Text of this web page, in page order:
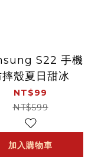
S22 手機
摔殼夏日甜冰
NT$99
NT$599
加入購物車